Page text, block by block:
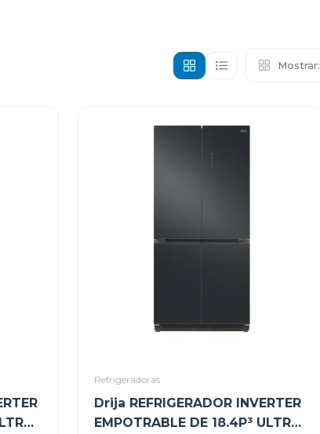
Mostrar:
Refrigeradoras
Drija REFRIGERADOR INVERTER
EMPOTRABLE DE 18.4P³ ULTRA